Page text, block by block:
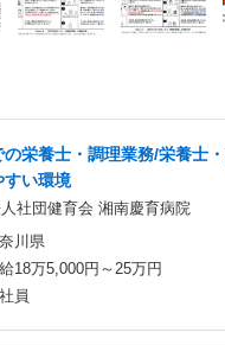
の栄養士・調理業務/栄養士
すい環境
社団健育会 湘南慶育病院
川県
18万5,000円～25万円
員